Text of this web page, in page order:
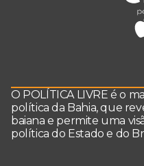
O POLÍTICA LIVRE é o
política da Bahia, que
baiana e permite uma
política do Estado e do